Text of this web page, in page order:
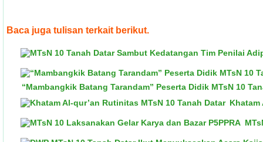
Baca juga tulisan terkait berikut.
“Mambangkik Batang Tarandam” Peserta Didik MTsN 10
Khatam